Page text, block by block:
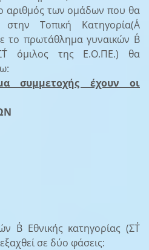
αριθμός των ομάδων που θα
Τοπική Κατηγορία(Α΄
το πρωτάθλημα γυναικών Β΄
όμιλος της Ε.Ο.ΠΕ.) θα
συμμετοχής έχουν οι
Β΄ Εθνικής κατηγορίας (ΣΤ΄
σε δύο φάσεις: